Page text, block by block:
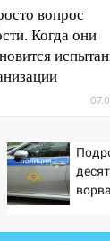
на 50-
8 августа
8-9
вопрос
Когда они